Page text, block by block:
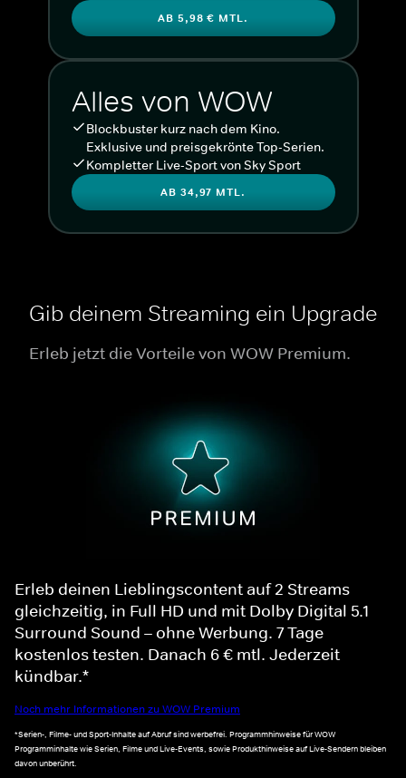
AB 5,98 € MTL.
Alles von WOW
Blockbuster kurz nach dem Kino.
Exklusive und preisgekrönte Top-Serien.
Kompletter Live-Sport von Sky Sport
AB 34,97 MTL.
Gib deinem Streaming ein Upgrade
Erleb jetzt die Vorteile von WOW Premium.
Erleb deinen Lieblingscontent auf 2 Streams
gleichzeitig, in Full HD und mit Dolby Digital 5.1
Surround Sound – ohne Werbung. 7 Tage
kostenlos testen. Danach 6 € mtl. Jederzeit
kündbar.*
Noch mehr Informationen zu WOW Premium
*Serien-, Filme- und Sport-Inhalte auf Abruf sind werbefrei. Programmhinweise für WOW
Programminhalte wie Serien, Filme und Live-Events, sowie Produkthinweise auf Live-Sendern bleiben
davon unberührt.